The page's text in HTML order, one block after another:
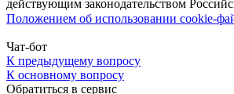
действующим законодательством
Положением об использовании cookie-
Чат-бот
К предыдущему вопросу
К основному вопросу
Обратиться в сервис